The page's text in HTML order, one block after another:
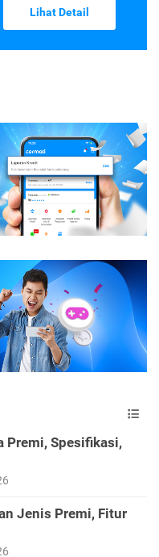
Lihat Detail
Premi, Spesifikasi,
Jenis Premi, Fitur